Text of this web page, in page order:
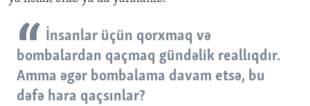
İnsanlar üçün qorxmaq və
bombalardan qaçmaq gündəlik reallıqdır.
Amma əgər bombalama davam etsə, bu
dəfə hara qaçsınlar?